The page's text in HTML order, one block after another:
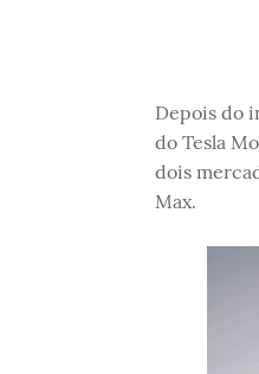
Depois do
do Tesla
dois
Max.